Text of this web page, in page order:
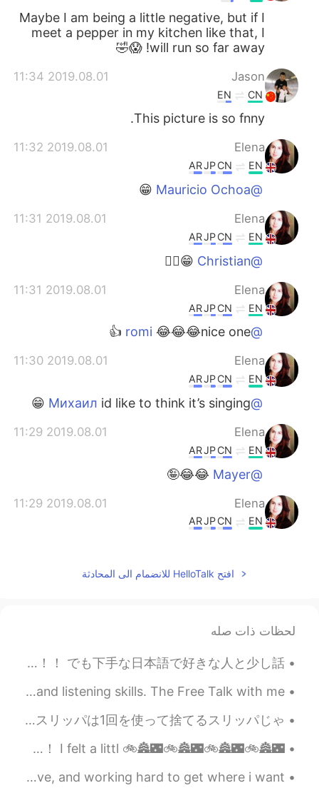
Maybe I am being a little negative, but if I
meet a pepper in my kitchen like that, I
will run so far away! 😱🤣
Jason
2019.08.01 11:34
CN
EN
This picture is so fnny.
Elena
2019.08.01 11:32
EN
CN
JP
AR
@Mauricio Ochoa
😁
Elena
2019.08.01 11:31
EN
CN
JP
AR
@Christian
😁🤷‍♀️
Elena
2019.08.01 11:31
EN
CN
JP
AR
@romi
😂😂😂nice one 👍
Elena
2019.08.01 11:30
EN
CN
JP
AR
@Михаил
id like to think it’s singing 😁
Elena
2019.08.01 11:29
EN
CN
JP
AR
@Mayer
😂😂🤪
Elena
2019.08.01 11:29
EN
CN
JP
AR
Elena
2019.08.01 11:29
ES
EN
Jajajajajajajajaja 😂😂
badfan
2019.08.01 10:45
2019.08.01 10:37
افتح HelloTalk للانضمام الى المحادثة
لحظات ذات صله
今朝好きな人から電話がきた！！びっくりした！頑張ったけど言いたいことをうまく言えなかった😞 やっぱり日本語話すのが難しくて下手です！😂もっと勉強しないと！！ でも下手な日本語で好きな人と少し話...
Live Classes are a great way to develop both speaking and listening skills. The Free Talk with me...
あ〜また月曜日になる😩早く旅行したいな〜😭早く日本に行きたいー😆✈ 旅行と言えば、いつも自分のスリッパを持って行く。別に潔癖症じゃないけどビジネスホテルのスリッパは1回を使って捨てるスリッパじゃ...
🌃🏯🚲🌃🏯🚲🌃🏯🚲🌃🏯🚲 Just some pictures from my night ride to Osaka Castle 大阪城ナイトライド出来た！ I felt a littl...
My life is far from perfect, but i’m happy with what i have, and working hard to get where i want...